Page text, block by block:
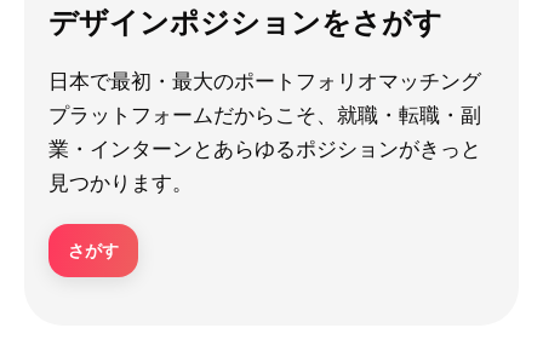
デザインポジションをさがす
日本で最初・最大のポートフォリオマッチング
プラットフォームだからこそ、就職・転職・副
業・インターンとあらゆるポジションがきっと
見つかります。
さがす